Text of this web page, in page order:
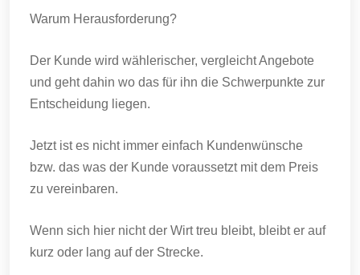
Warum Herausforderung?
Der Kunde wird wählerischer, vergleicht Angebote
und geht dahin wo das für ihn die Schwerpunkte zur
Entscheidung liegen.
Jetzt ist es nicht immer einfach Kundenwünsche
bzw. das was der Kunde voraussetzt mit dem Preis
zu vereinbaren.
Wenn sich hier nicht der Wirt treu bleibt, bleibt er auf
kurz oder lang auf der Strecke.